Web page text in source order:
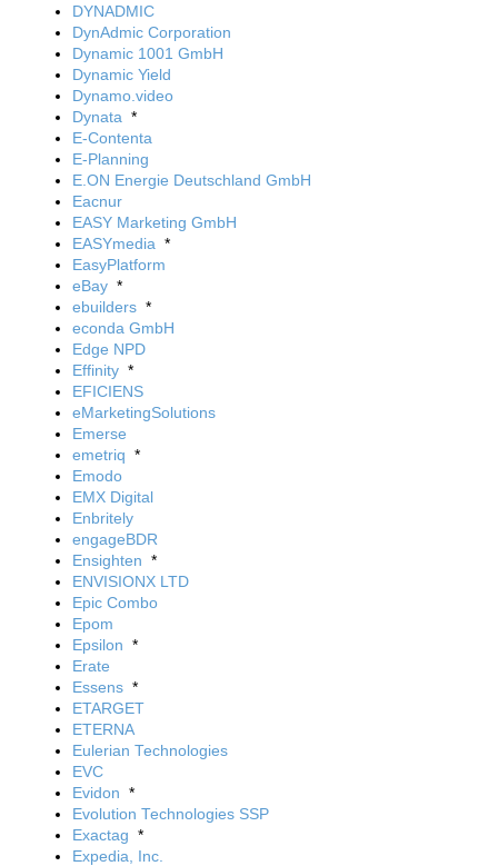
DYNADMIC
DynAdmic Corporation
Dynamic 1001 GmbH
Dynamic Yield
Dynamo.video
Dynata *
E-Contenta
E-Planning
E.ON Energie Deutschland GmbH
Eacnur
EASY Marketing GmbH
EASYmedia *
EasyPlatform
eBay *
ebuilders *
econda GmbH
Edge NPD
Effinity *
EFICIENS
eMarketingSolutions
Emerse
emetriq *
Emodo
EMX Digital
Enbritely
engageBDR
Ensighten *
ENVISIONX LTD
Epic Combo
Epom
Epsilon *
Erate
Essens *
ETARGET
ETERNA
Eulerian Technologies
EVC
Evidon *
Evolution Technologies SSP
Exactag *
Expedia, Inc.